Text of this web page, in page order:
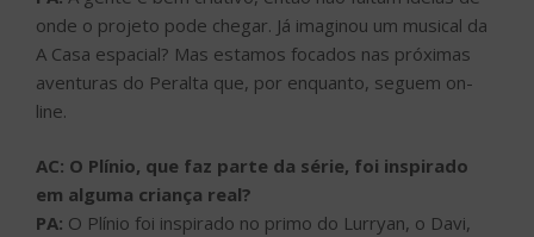
onde o projeto pode chegar. Já imaginou um musical da
A Casa espacial? Mas estamos focados nas próximas
aventuras do Peralta que, por enquanto, seguem on-
line.
AC: O Plínio, que faz parte da série, foi inspirado
em alguma criança real?
PA: O Plínio foi inspirado no primo do Lurryan, o Davi,